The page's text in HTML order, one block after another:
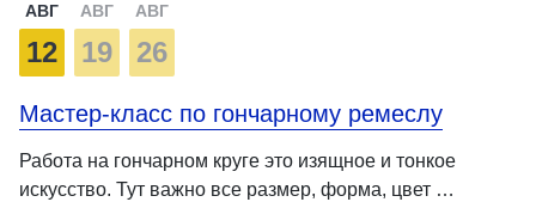
АВГ
12
АВГ
19
АВГ
26
Мастер-класс по гончарному ремеслу
Работа на гончарном круге это изящное и тонкое
искусство. Тут важно все размер, форма, цвет …